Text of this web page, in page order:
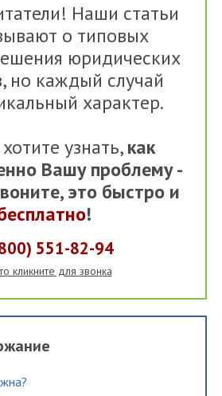
Наши статьи
о типовых
юридических
но каждый случай
характер.
узнать,как
Вашу проблему -
это быстро и
!
551-82-94
кликните для звонка